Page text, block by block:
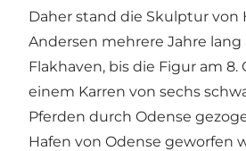
Daher stand die Skulptur von
Andersen mehrere Jahre lang
Flakhaven, bis die Figur am 8.
einem Karren von sechs
Pferden durch Odense
Hafen von Odense geworfen